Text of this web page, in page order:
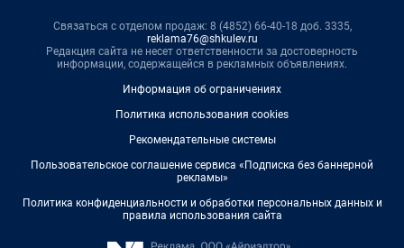
Связаться с отделом продаж: 8 (4852) 66-40-18 доб. 3335,
reklama76@shkulev.ru
Редакция сайта не несет ответственности за достоверность
информации, содержащейся в рекламных объявлениях.
Информация об ограничениях
Политика использования cookies
Рекомендательные системы
Пользовательское соглашение сервиса «Подписка без баннерной
рекламы»
Политика конфиденциальности и обработки персональных данных и
правила использования сайта